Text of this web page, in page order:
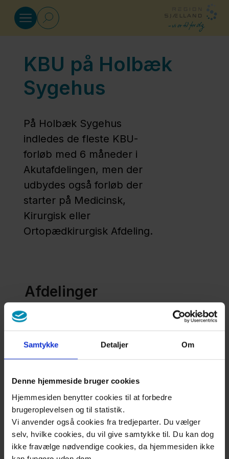
Samtykke Detaljer Om
Denne hjemmeside bruger cookies
Hjemmesiden benytter cookies til at forbedre
brugeroplevelsen og til statistik.
Vi anvender også cookies fra tredjeparter. Du vælger
selv, hvilke cookies, du vil give samtykke til. Du kan dog
ikke fravælge nødvendige cookies, da hjemmesiden ikke
Klinisk basisuddannelse (KBU)
KBU i
Almen
praksis
KBU på
Holbæk
Sygehus
KBU på
KBU på Midt-
og
Vestsjællands
Hospital
KBU på Sjællands
Universitetshospital,
Køge
KBU på Holbæk
Sygehus
På Holbæk Sygehus
indledes de fleste KBU-
forløb med 6 måneder i
Akutafdelingen, men der
udbydes også forløb der
starter på Medicinsk,
Kirurgisk eller
Ortopædkirurgisk Afdeling.
Afdelinger
Klinisk basislæge i Akutafdelingen
Klinisk basislæge i Kirurgisk Afdeling
Klinisk basislæge i Medicinsk Afdeling
Klinisk basislæge i Ortopædkirurgisk
Afdeling